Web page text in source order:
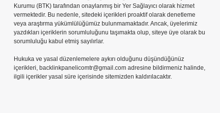
Kurumu (BTK) tarafından onaylanmış bir Yer Sağlayıcı olarak hizmet
vermektedir. Bu nedenle, sitedeki içerikleri proaktif olarak denetleme
veya araştırma yükümlülüğümüz bulunmamaktadır. Ancak, üyelerimiz
yazdıkları içeriklerin sorumluluğunu taşımakta olup, siteye üye olarak bu
sorumluluğu kabul etmiş sayılırlar.
Hukuka ve yasal düzenlemelere aykırı olduğunu düşündüğünüz
içerikleri, backlinkpanelicomtr@gmail.com adresine bildirmeniz halinde,
ilgili içerikler yasal süre içerisinde sitemizden kaldırılacaktır.